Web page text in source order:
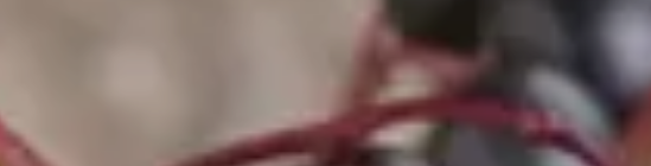
FR EN